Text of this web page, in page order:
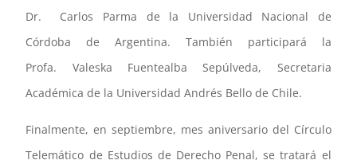
Dr. Carlos Parma de la Universidad Nacional de
Córdoba de Argentina. También participará la
Profa. Valeska Fuentealba Sepúlveda, Secretaria
Académica de la Universidad Andrés Bello de Chile.
Finalmente, en septiembre, mes aniversario del Círculo
Telemático de Estudios de Derecho Penal, se tratará el